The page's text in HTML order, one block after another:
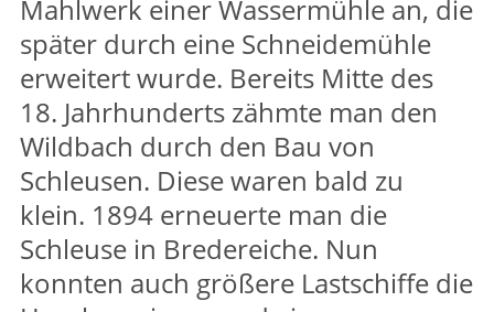
Mahlwerk einer Wassermühle an, die
später durch eine Schneidemühle
erweitert wurde. Bereits Mitte des
18. Jahrhunderts zähmte man den
Wildbach durch den Bau von
Schleusen. Diese waren bald zu
klein. 1894 erneuerte man die
Schleuse in Bredereiche. Nun
konnten auch größere Lastschiffe die